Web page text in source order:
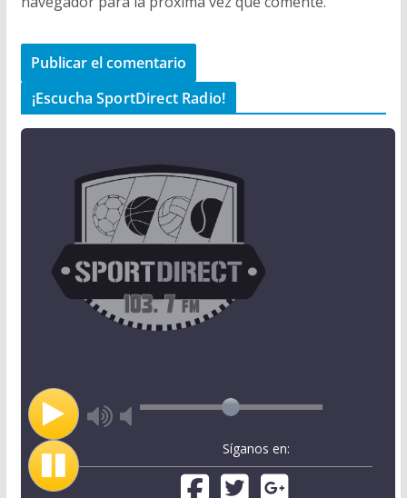
¡Escucha SportDirect Radio!
Síganos en: